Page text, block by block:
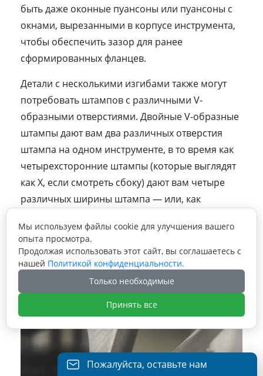
Пожалуйста, оставьте нам
быть даже оконные пуансоны или пуансоны с
окнами, вырезанными в корпусе инструмента,
чтобы обеспечить зазор для ранее
сформированных фланцев.
Детали с несколькими изгибами также могут
потребовать штампов с различными V-
образными отверстиями. Двойные V-образные
штампы дают вам два различных отверстия
штампа на одном инструменте, в то время как
четырехсторонние штампы (которые выглядят
как X, если смотреть сбоку) дают вам четыре
различных ширины штампа — или, как
вам нужен другой проем штампа, вы
переворачиваете его в нужную сторону.
Мы используем файлы cookie для улучшения вашего
опыта просмотра.
Продолжая использовать этот сайт, вы соглашаетесь с
нашей Политикой конфиденциальности.
Только необходимые
Принять все